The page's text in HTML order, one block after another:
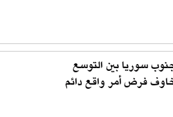
سوريا بين التوسع
فرض أمر واقع دائم